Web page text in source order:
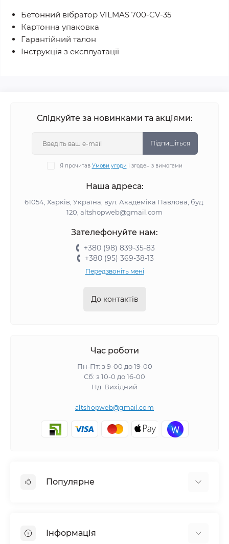
Бетонний вібратор VILMAS 700-CV-35
Картонна упаковка
Гарантійний талон
Інструкція з експлуатації
Слідкуйте за новинками та акціями:
Підпишіться
Я прочитав Умови угоди і згоден з вимогами
Наша адреса:
61054, Харків, Україна, вул. Академіка Павлова, буд.
120, altshopweb@gmail.com
Зателефонуйте нам:
+380 (98) 839-35-83
+380 (95) 369-38-13
Передзвоніть мені
До контактів
Час роботи
Пн-Пт: з 9-00 до 19-00
Сб: з 10-0 до 16-00
Нд: Вихідний
altshopweb@gmail.com
Популярне
Відпочинок, туризм
Інформація